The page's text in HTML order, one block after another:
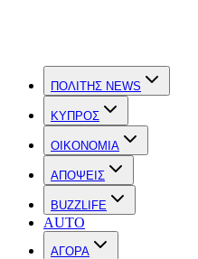
ΠΟΛΙΤΗΣ NEWS
ΚΥΠΡΟΣ
OIKONOMIA
ΑΠΟΨΕΙΣ
BUZZLIFE
AUTO
ΑΓΟΡΑ